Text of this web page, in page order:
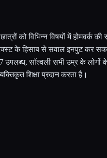
को विभिन्न विषयों में होमवर्क
के हिसाब से सवाल इनपुट कर
उपलब्ध, सॉल्वली सभी उम्र के लोगों
शिक्षा प्रदान करता है।